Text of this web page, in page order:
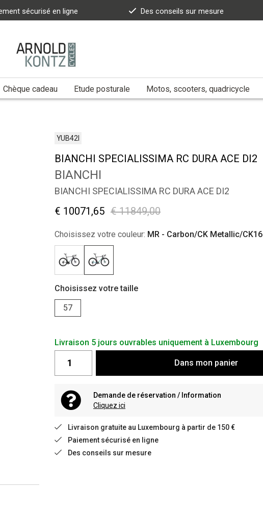
sécurisé en ligne Des conseils sur mesure
Chèque cadeau Etude posturale Motos, scooters, quadricycle
YUB42I
BIANCHI SPECIALISSIMA RC DURA ACE DI2
BIANCHI
BIANCHI SPECIALISSIMA RC DURA ACE DI2
€ 11849,00
€ 10071,65
Choisissez votre couleur: MR - Carbon/CK Metallic/CK16
Choisissez votre taille
57
Livraison 5 jours ouvrables uniquement à Luxembourg
Dans mon panier
Demande de réservation / Information
Cliquez ici
Livraison gratuite au Luxembourg à partir de 150 €
Paiement sécurisé en ligne
Des conseils sur mesure